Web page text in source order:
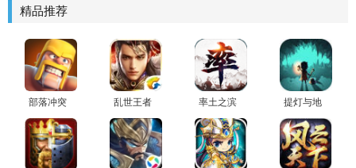
精品推荐
部落冲突
手游
乱世王者
率土之滨
官方版
2025最新
版
提灯与地
下城手游
官方版